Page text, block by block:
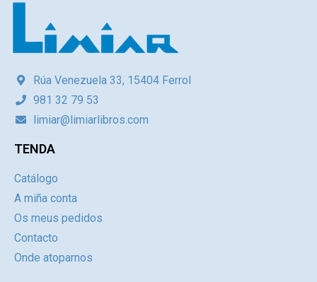
Rúa Venezuela 33, 15404 Ferrol
981 32 79 53
limiar@limiarlibros.com
TENDA
Catálogo
A miña conta
Os meus pedidos
Contacto
Onde atoparnos